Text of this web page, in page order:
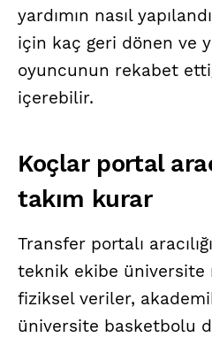
yardımın nasıl
için kaç geri dönen ve
oyuncunun rekabet
içerebilir.
Koçlar portal
takım kurar
Transfer portalı
teknik ekibe üniversite
fiziksel veriler,
üniversite basketbolu